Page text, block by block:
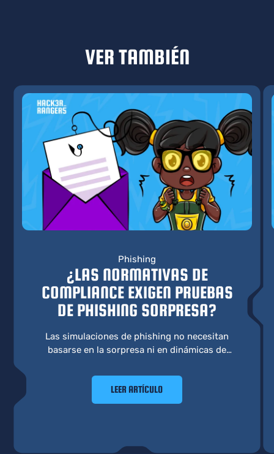
VER TAMBIÉN
Phishing
¿LAS NORMATIVAS DE
COMPLIANCE EXIGEN PRUEBAS
DE PHISHING SORPRESA?
Las simulaciones de phishing no necesitan
basarse en la sorpresa ni en dinámicas de
conformidad. Un enfoque más eficaz prioriza
el aprendizaje, el comportamiento y la
preparación real.
LEER ARTÍCULO